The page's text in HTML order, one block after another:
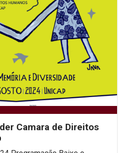
Camara de Direitos